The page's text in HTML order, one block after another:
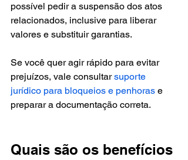
possível pedir a suspensão dos atos
relacionados, inclusive para liberar
valores e substituir garantias.
Se você quer agir rápido para evitar
prejuízos, vale consultar suporte
jurídico para bloqueios e penhoras e
preparar a documentação correta.
Quais são os benefícios